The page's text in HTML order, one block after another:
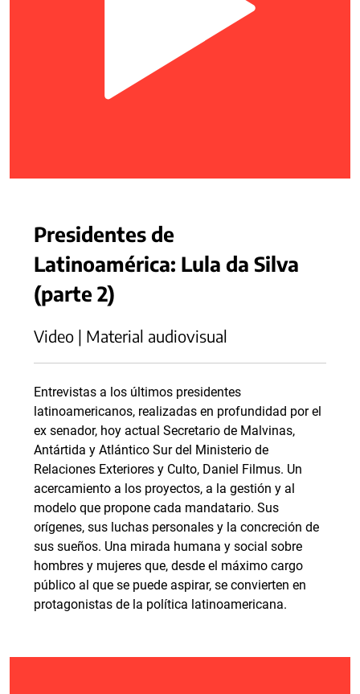
Presidentes de
Latinoamérica: Lula da Silva
(parte 2)
Video | Material audiovisual
Entrevistas a los últimos presidentes
latinoamericanos, realizadas en profundidad por el
ex senador, hoy actual Secretario de Malvinas,
Antártida y Atlántico Sur del Ministerio de
Relaciones Exteriores y Culto, Daniel Filmus. Un
acercamiento a los proyectos, a la gestión y al
modelo que propone cada mandatario. Sus
orígenes, sus luchas personales y la concreción de
sus sueños. Una mirada humana y social sobre
hombres y mujeres que, desde el máximo cargo
público al que se puede aspirar, se convierten en
protagonistas de la política latinoamericana.